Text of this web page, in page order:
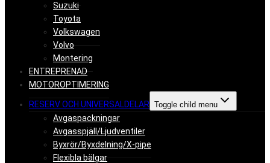
Suzuki
Toyota
Volkswagen
Volvo
Montering
ENTREPRENAD
MOTOROPTIMERING
RESERV OCH UNIVERSALDELAR Toggle child menu
Avgaspackningar
Avgasspjäll/Ljudventiler
Byxrör/Byxdelning/X-pipe
Flexibla bälgar